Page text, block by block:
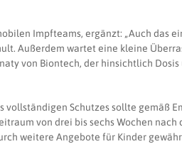
Impfteams, ergänzt: „Auch das
Außerdem wartet eine kleine
von Biontech, der hinsichtlich
vollständigen Schutzes sollte gemäß
von drei bis sechs Wochen
weitere Angebote für Kinder